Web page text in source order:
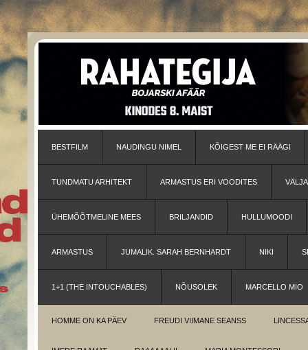
BESTFILM NAUDINGU NIMEL KÕIGEST ME EI RÄÄGI
TUNDMATU ARHITEKT ARMASTUS ERI VOODITES
ÜHEMÕÕTMELINE MEES BRILJANDID HULLUMOODI
ARMASTUS JUMALIK. SARAH BERNHARDT NIKI
1+1 (THE INTOUCHABLES) NÕUSOLEK MARCELLO MIO
HOMME ON KA PÄEV FREUDI VIIMANE SEANSS